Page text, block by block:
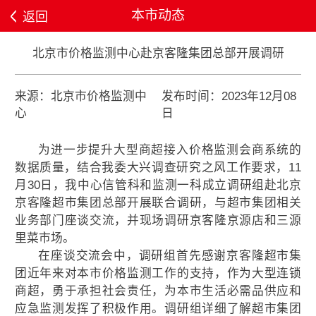
返回 本市动态
北京市价格监测中心赴京客隆集团总部开展调研
来源：北京市价格监测中
心
发布时间：2023年12月08
日
为进一步提升大型商超接入价格监测会商系统的
数据质量，结合我委大兴调查研究之风工作要求，11
月30日，我中心信管科和监测一科成立调研组赴北京
京客隆超市集团总部开展联合调研，与超市集团相关
业务部门座谈交流，并现场调研京客隆京源店和三源
里菜市场。
在座谈交流会中，调研组首先感谢京客隆超市集
团近年来对本市价格监测工作的支持，作为大型连锁
商超，勇于承担社会责任，为本市生活必需品供应和
应急监测发挥了积极作用。调研组详细了解超市集团